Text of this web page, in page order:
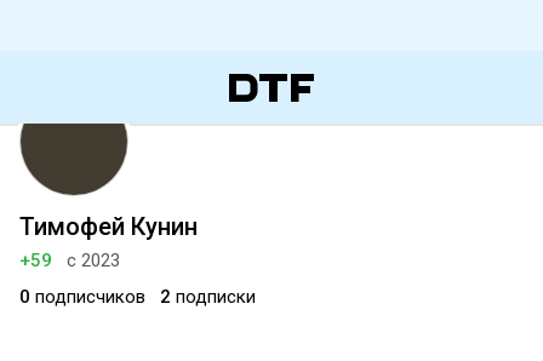
Тимофей Кунин
+59
с 2023
0 подписчиков 2 подписки